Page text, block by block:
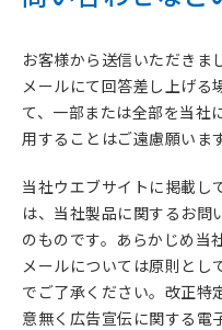
お客様から送信いただきま
メールにて回答差し上げる
て、一部または全部を当社
用することはご遠慮願います
当社ウエブサイトに掲載し
は、当社製品に関するお問
のものです。あらかじめ当
メールについては原則とし
でご了承ください。改正特
意無く広告宣伝に関する電